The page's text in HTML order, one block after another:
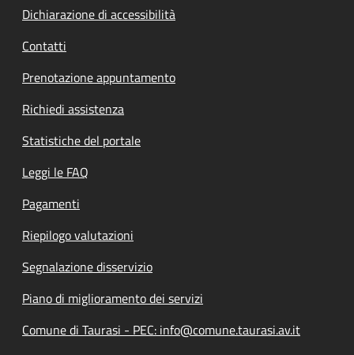
Dichiarazione di accessibilità
Contatti
Prenotazione appuntamento
Richiedi assistenza
Statistiche del portale
Leggi le FAQ
Pagamenti
Riepilogo valutazioni
Segnalazione disservizio
Piano di miglioramento dei servizi
Comune di Taurasi - PEC: info@comune.taurasi.av.it